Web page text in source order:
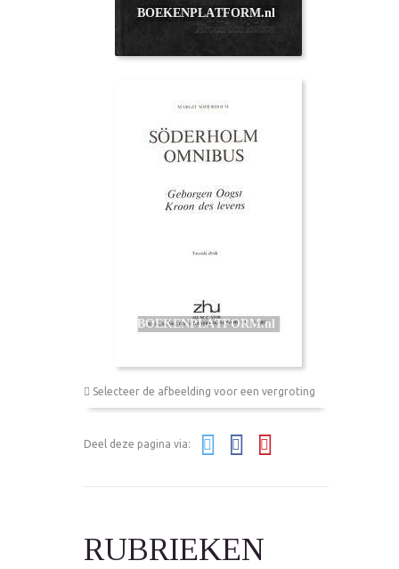
Selecteer de afbeelding voor een vergroting
Deel deze pagina via:
RUBRIEKEN